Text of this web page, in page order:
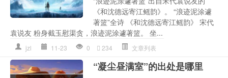
《和沈德远寄江鳐韵》。 “浪迹泥涂遽
著篮”全诗 《和沈德远寄江鳐韵》 宋代
袁说友 粉身截玉慰渠贪，浪迹泥涂遽著篮。 坐...
jzl 11-23 0 234 文章列表
“凝尘昼满室”的出处是哪里